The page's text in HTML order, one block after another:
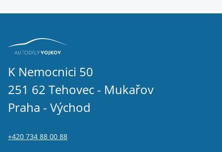
K Nemocnici 50
251 62 Tehovec - Mukařov
Praha - Východ
+420 734 88 00 88